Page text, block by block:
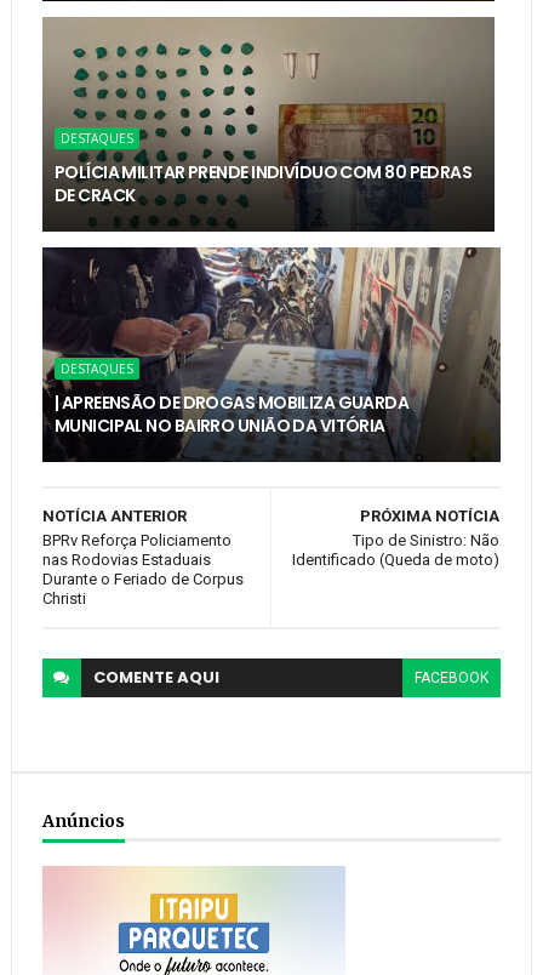
DESTAQUES
POLÍCIA MILITAR PRENDE INDIVÍDUO COM 80 PEDRAS
DE CRACK
DESTAQUES
| APREENSÃO DE DROGAS MOBILIZA GUARDA
MUNICIPAL NO BAIRRO UNIÃO DA VITÓRIA
PRÓXIMA NOTÍCIA
Tipo de Sinistro: Não
Identificado (Queda de moto)
NOTÍCIA ANTERIOR
BPRv Reforça Policiamento
nas Rodovias Estaduais
Durante o Feriado de Corpus
Christi
COMENTEAQUI FACEBOOK
Anúncios